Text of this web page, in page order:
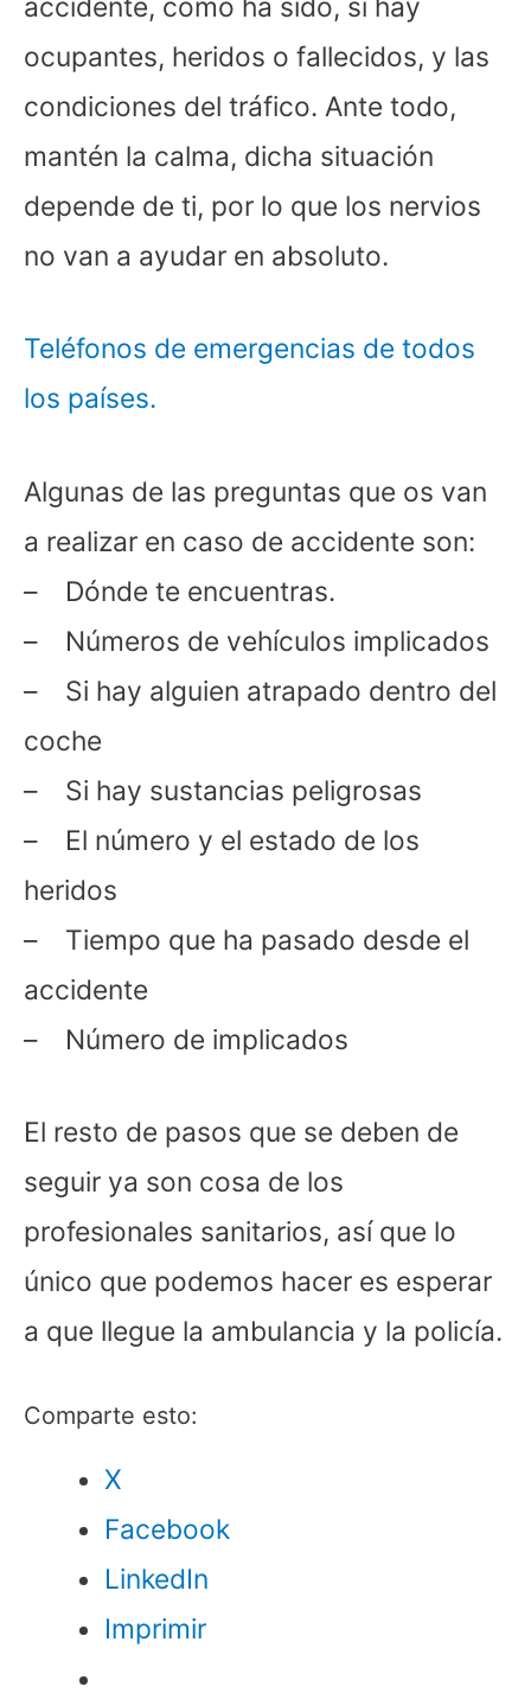
accidente, como ha sido, si hay
ocupantes, heridos o fallecidos, y las
condiciones del tráfico. Ante todo,
mantén la calma, dicha situación
depende de ti, por lo que los nervios
no van a ayudar en absoluto.
Teléfonos de emergencias de todos
los países.
Algunas de las preguntas que os van
a realizar en caso de accidente son:
– Dónde te encuentras.
– Números de vehículos implicados
– Si hay alguien atrapado dentro del
coche
– Si hay sustancias peligrosas
– El número y el estado de los
heridos
– Tiempo que ha pasado desde el
accidente
– Número de implicados
El resto de pasos que se deben de
seguir ya son cosa de los
profesionales sanitarios, así que lo
único que podemos hacer es esperar
a que llegue la ambulancia y la policía.
Comparte esto:
X
Facebook
LinkedIn
Imprimir